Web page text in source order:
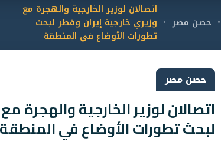
• حصن مصر •
اتصالان لوزير الخارجية والهجرة مع
وزيري خارجية إيران وقطر لبحث
تطورات الأوضاع في المنطقة
حصن مصر
اتصالان لوزير الخارجية والهجرة
لبحث تطورات الأوضاع في المنطقة